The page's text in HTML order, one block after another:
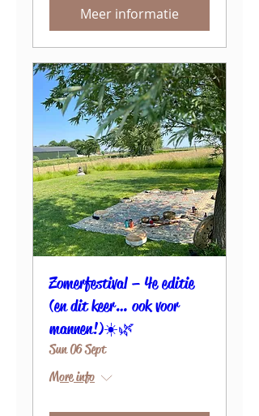
Meer informatie
Zomerfestival – 4e editie
(en dit keer… ook voor
mannen!) ☀️🌿
Sun 06 Sept
More info